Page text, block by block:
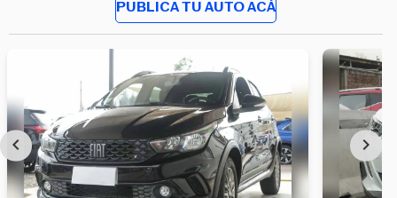
PUBLICA TU AUTO ACÁ